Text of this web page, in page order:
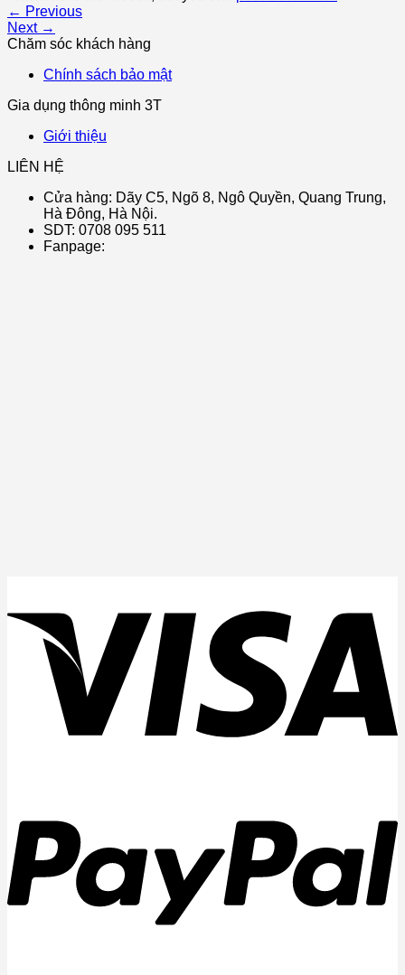
← Previous
Next →
Chăm sóc khách hàng
Chính sách bảo mật
Gia dụng thông minh 3T
Giới thiệu
LIÊN HỆ
Cửa hàng: Dãy C5, Ngõ 8, Ngô Quyền, Quang Trung,
Hà Đông, Hà Nội.
SDT: 0708 095 511
Fanpage: